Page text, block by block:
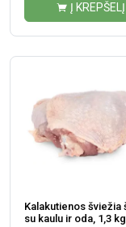
Į KREPŠELĮ
Kalakutienos šviežia
su kaulu ir oda, 1,3 kg